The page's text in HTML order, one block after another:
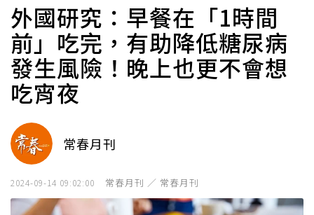
外國研究：早餐在「1時間
前」吃完，有助降低糖尿病
發生風險！晚上也更不會想
吃宵夜
常春月刊
2024-09-14 09:02:00 常春月刊 ／ 常春月刊